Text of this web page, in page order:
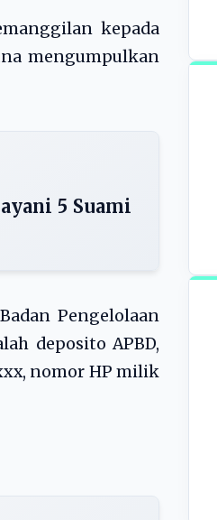
kepada
mengumpulkan
5 Suami
Pengelolaan
deposito APBD,
nomor HP milik